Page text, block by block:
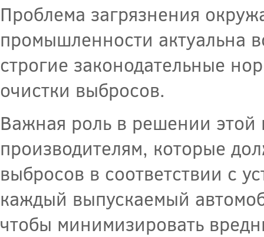
Проблема загрязнения
промышленности актуальна
строгие законодательные
очистки выбросов.
Важная роль в решении этой
производителям, которые
выбросов в соответствии с
каждый выпускаемый
чтобы минимизировать